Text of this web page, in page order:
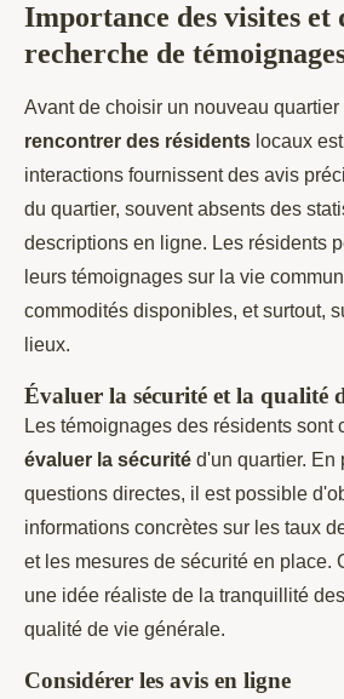
Importance des visites et
recherche de
Avant de choisir un nouveau quartier
rencontrer des résidents locaux
interactions fournissent des avis
du quartier, souvent absents des
descriptions en ligne. Les résidents
leurs témoignages sur la vie
commodités disponibles, et surtout,
lieux.
Évaluer la sécurité et la qualité
Les témoignages des résidents sont
évaluer la sécurité d'un quartier. En
questions directes, il est possible
informations concrètes sur les taux
et les mesures de sécurité en place.
une idée réaliste de la tranquillité
qualité de vie générale.
Considérer les avis en ligne